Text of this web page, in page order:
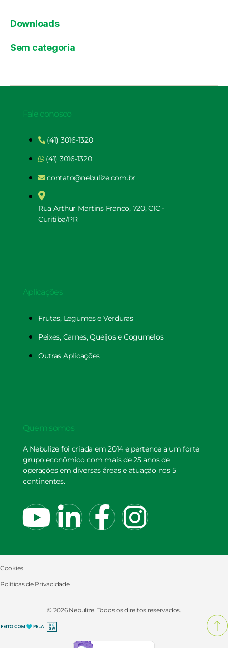
Downloads
Sem categoria
Quem somos
A Nebulize foi criada em 2014 e pertence a um forte
grupo econômico com mais de 25 anos de
operações em diversas áreas e atuação nos 5
continentes.
Aplicações
Frutas, Legumes e Verduras
Peixes, Carnes, Queijos e Cogumelos
Outras Aplicações
Fale conosco
(41) 3016-1320
(41) 3016-1320
contato@nebulize.com.br
Rua Arthur Martins Franco, 720, CIC -
Curitiba/PR
Cookies
Políticas de Privacidade
© 2026 Nebulize. Todos os direitos reservados.